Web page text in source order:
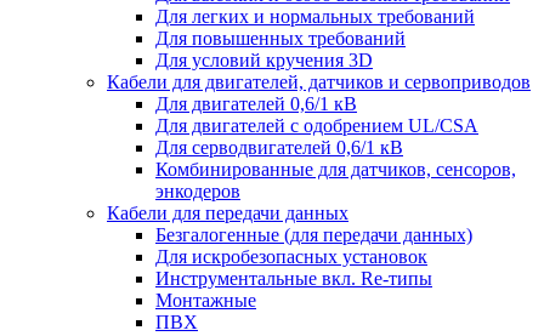
Для легких и нормальных требований
Для повышенных требований
Для условий кручения 3D
Кабели для двигателей, датчиков и сервоприводов
Для двигателей 0,6/1 кВ
Для двигателей с одобрением UL/CSA
Для серводвигателей 0,6/1 кВ
Комбинированные для датчиков, cенсоров,
энкодеров
Кабели для передачи данных
Безгалогенные (для передачи данных)
Для искробезопасных установок
Инструментальные вкл. Re-типы
Монтажные
ПВХ